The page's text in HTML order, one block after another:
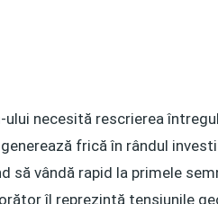
necesită rescrierea
frică în rândul
vândă rapid la primele
îl reprezintă tensiunile